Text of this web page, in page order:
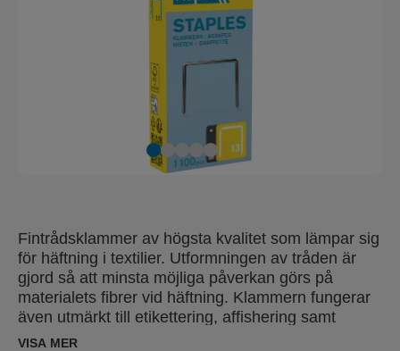
Fintrådsklammer av högsta kvalitet som lämpar sig
för häftning i textilier. Utformningen av tråden är
gjord så att minsta möjliga påverkan görs på
materialets fibrer vid häftning. Klammern fungerar
även utmärkt till etikettering, affishering samt
temporär häftning. Klammertråden är galvaniserad
VISA MER